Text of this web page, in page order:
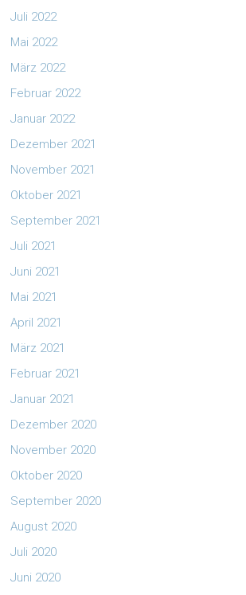
Juli 2022
Mai 2022
März 2022
Februar 2022
Januar 2022
Dezember 2021
November 2021
Oktober 2021
September 2021
Juli 2021
Juni 2021
Mai 2021
April 2021
März 2021
Februar 2021
Januar 2021
Dezember 2020
November 2020
Oktober 2020
September 2020
August 2020
Juli 2020
Juni 2020